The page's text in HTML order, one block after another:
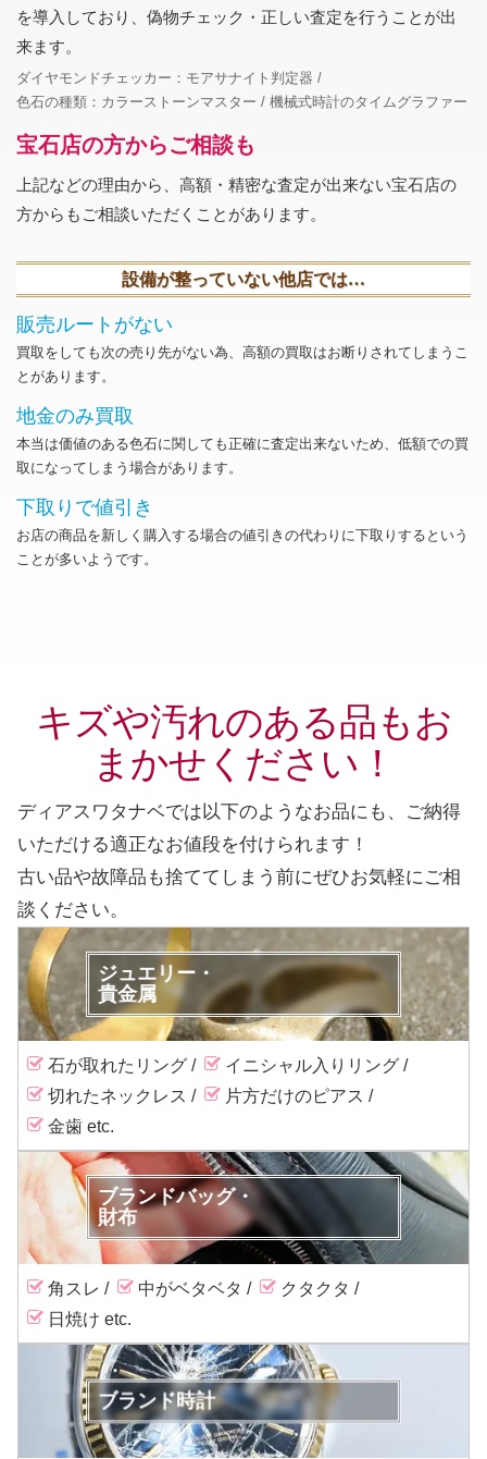
を導入しており、偽物チェック・正しい査定を行うことが出
来ます。
ダイヤモンドチェッカー：モアサナイト判定器
色石の種類：カラーストーンマスター
機械式時計のタイムグラファー
宝石店の方からご相談も
上記などの理由から、高額・精密な査定が出来ない宝石店の
方からもご相談いただくことがあります。
設備が整っていない他店では…
販売ルートがない
買取をしても次の売り先がない為、高額の買取はお断りされてしまうこ
とがあります。
地金のみ買取
本当は価値のある色石に関しても正確に査定出来ないため、低額での買
取になってしまう場合があります。
下取りで値引き
お店の商品を新しく購入する場合の値引きの代わりに下取りするという
ことが多いようです。
キズや汚れのある品もお
まかせください！
ディアスワタナベでは以下のようなお品にも、ご納得
いただける適正なお値段を付けられます！
古い品や故障品も捨ててしまう前にぜひお気軽にご相
談ください。
ジュエリー・
貴金属
石が取れたリング
イニシャル入りリング
切れたネックレス
片方だけのピアス
金歯
ブランドバッグ・
財布
角スレ 中がベタベタ
クタクタ
日焼け
ブランド時計